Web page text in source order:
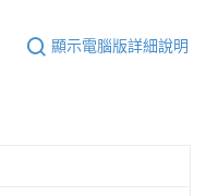
顯示電腦版詳細說明